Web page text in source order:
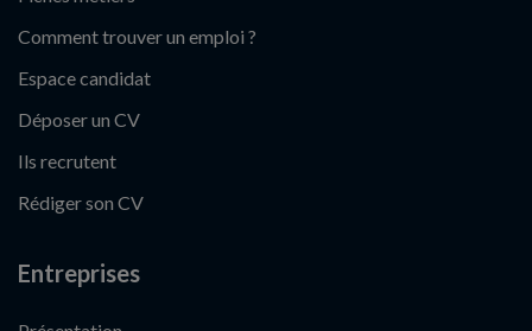
Comment trouver un emploi ?
Espace candidat
Déposer un CV
Ils recrutent
Rédiger son CV
Entreprises